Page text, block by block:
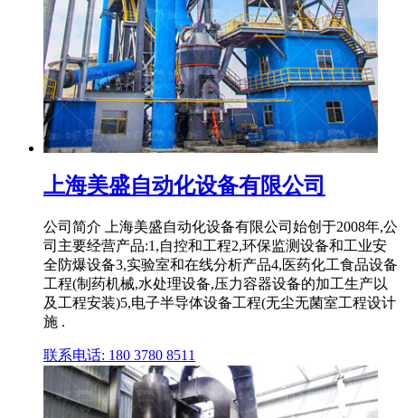
上海美盛自动化设备有限公司
公司简介 上海美盛自动化设备有限公司始创于2008年,公
司主要经营产品:1,自控和工程2,环保监测设备和工业安
全防爆设备3,实验室和在线分析产品4,医药化工食品设备
工程(制药机械,水处理设备,压力容器设备的加工生产以
及工程安装)5,电子半导体设备工程(无尘无菌室工程设计
施 .
联系电话: 180 3780 8511